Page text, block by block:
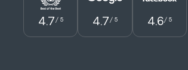
4.7 / 5 4.7 / 5 4.6/ 5